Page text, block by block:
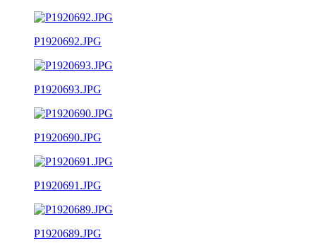
P1920692.JPG
P1920693.JPG
P1920690.JPG
P1920691.JPG
P1920689.JPG